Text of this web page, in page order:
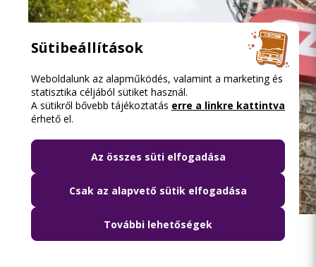
Közösségi közlekedéssel a Szigetre
Sütibeállítások
Weboldalunk az alapműködés, valamint a marketing és
statisztika céljából sütiket használ.
A sütikről bővebb tájékoztatás erre a linkre kattintva
érhető el.
Az összes süti elfogadása
Csak az alapvető sütik elfogadása
További lehetőségek